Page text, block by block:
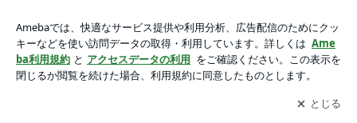
画像
脳梗塞後、医療機関でのリハビリが終わられて ストレッチ